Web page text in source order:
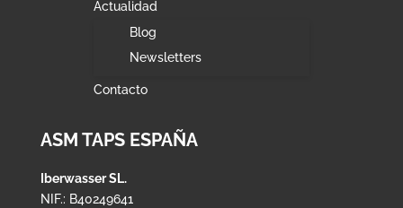
Actualidad
Blog
Newsletters
Contacto
ASM TAPS ESPAÑA
Iberwasser SL.
NIF.: B40249641